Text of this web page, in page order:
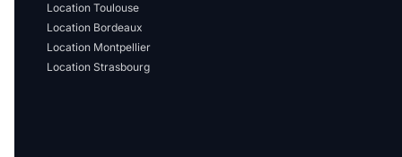
Location Toulouse
Location Bordeaux
Location Montpellier
Location Strasbourg